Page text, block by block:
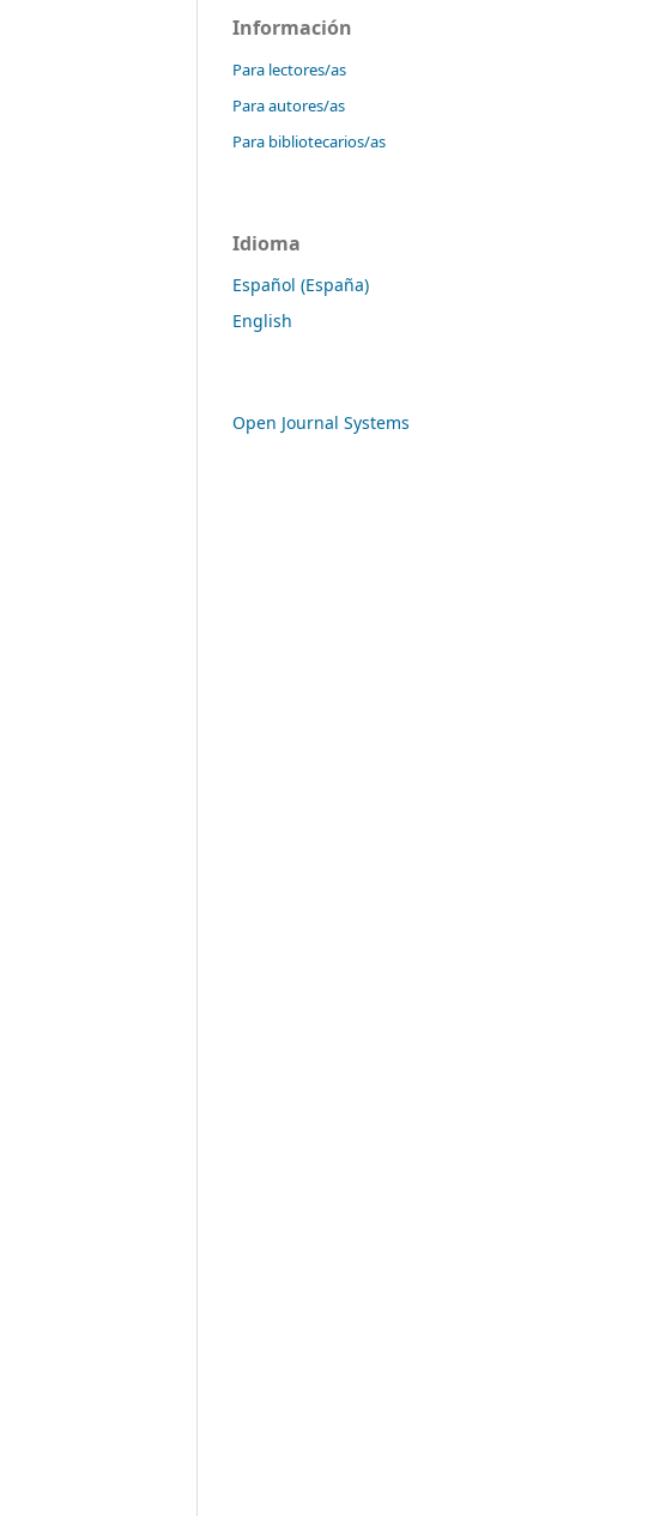
Información
Para lectores/as
Para autores/as
Para bibliotecarios/as
Idioma
Español (España)
English
Open Journal Systems